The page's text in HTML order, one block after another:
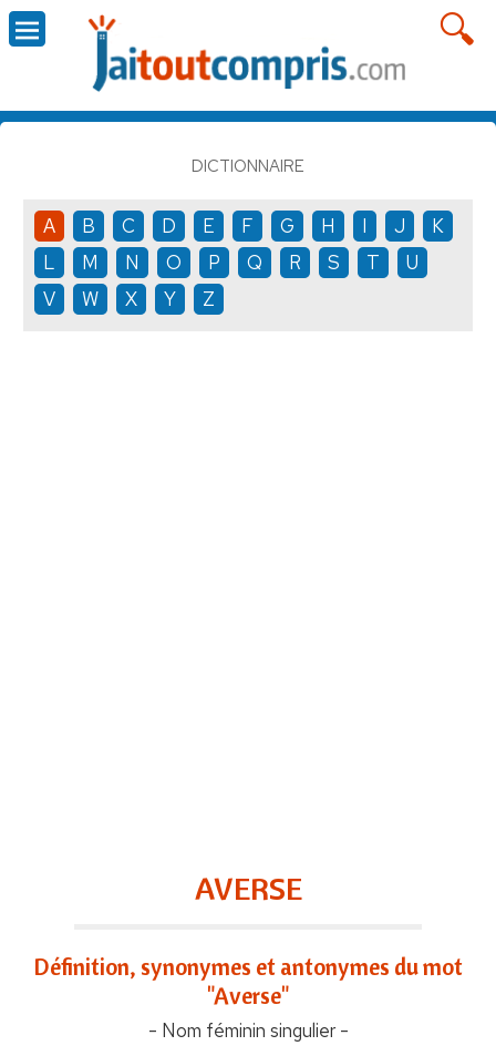
DICTIONNAIRE
A B C D E F G H I J
K
L
M N O P Q R S T
U
V
W X Y Z
AVERSE
Définition, synonymes et antonymes du mot
"Averse"
- Nom féminin singulier -